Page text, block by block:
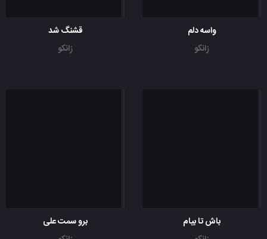
واسه دلم
زانکو
قشنگ شد
زانکو
باش تا بیام
برو سمت علی